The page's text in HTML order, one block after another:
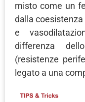
misto come un
dalla
e
differenza
(resistenze
legato a una